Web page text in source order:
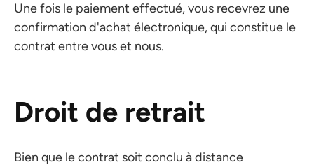
Une fois le paiement effectué, vous recevrez une
confirmation d'achat électronique, qui constitue le
contrat entre vous et nous.
Droit de retrait
Bien que le contrat soit conclu à distance